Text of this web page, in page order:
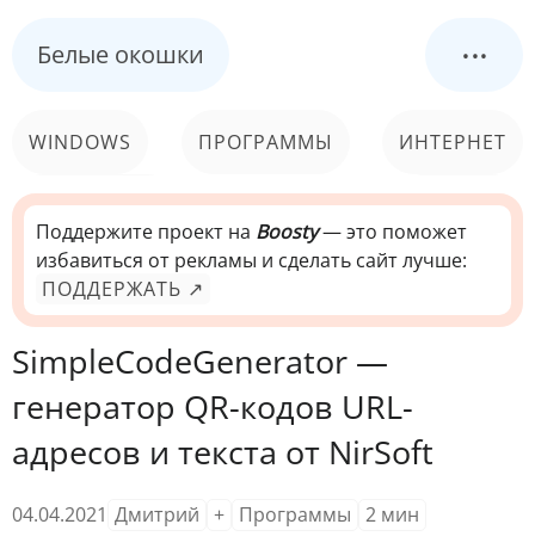
Белые окошки ...
WINDOWS ПРОГРАММЫ ИНТЕРНЕТ
КОМПЬЮТЕР
СИСТЕМА
Поддержите проект на Boosty— это поможет
избавиться от рекламы и сделать сайт лучше:
ПОДДЕРЖАТЬ ↗
SimpleCodeGenerator —
генератор QR-кодов URL-
адресов и текста от NirSoft
04.04.2021 Дмитрий + Программы 2 мин